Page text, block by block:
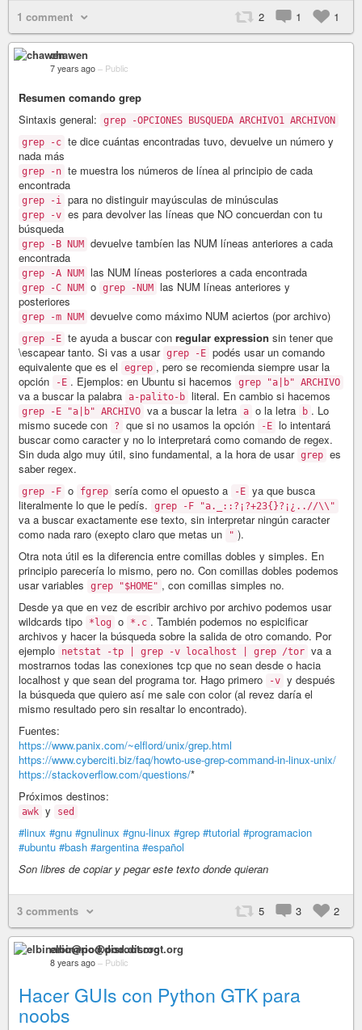
1 comment 2 1 1
chawen
7 years ago – Public
Resumen comando grep
Sintaxis general:
grep -OPCIONES BUSQUEDA ARCHIVO1 ARCHIVON
grep -c te dice cuántas encontradas tuvo, devuelve un número y
nada más
grep -n te muestra los números de línea al principio de cada
encontrada
grep -i para no distinguir mayúsculas de minúsculas
grep -v es para devolver las líneas que NO concuerdan con tu
búsqueda
grep -B NUM devuelve tambíen las NUM líneas anteriores a cada
encontrada
grep -A NUM las NUM líneas posteriores a cada encontrada
grep -C NUM o grep -NUM las NUM líneas anteriores y
posteriores
grep -m NUM devuelve como máximo NUM aciertos (por archivo)
grep -E te ayuda a buscar con regular expression sin tener que
\escapear tanto. Si vas a usar grep -E podés usar un comando
equivalente que es el
egrep , pero se recomienda siempre usar la
opción
-E . Ejemplos: en Ubuntu si hacemos grep "a|b" ARCHIVO
va a buscar la palabra a-palito-b literal. En cambio si hacemos
grep -E "a|b" ARCHIVO va a buscar la letra a o la letra b . Lo
mismo sucede con
? que si no usamos la opción -E lo intentará
buscar como caracter y no lo interpretará como comando de regex.
Sin duda algo muy útil, sino fundamental, a la hora de usar grep es
saber regex.
grep -F o fgrep sería como el opuesto a -E ya que busca
literalmente lo que le pedís.
grep -F "a._::?¡?+23{}?¡¿..//\\"
va a buscar exactamente ese texto, sin interpretar ningún caracter
como nada raro (exepto claro que metas un
" ).
Otra nota útil es la diferencia entre comillas dobles y simples. En
principio parecería lo mismo, pero no. Con comillas dobles podemos
usar variables
grep "$HOME" , con comillas simples no.
Desde ya que en vez de escribir archivo por archivo podemos usar
wildcards tipo
*log o *.c . También podemos no espicificar
archivos y hacer la búsqueda sobre la salida de otro comando. Por
ejemplo
netstat -tp | grep -v localhost | grep /tor va a
mostrarnos todas las conexiones tcp que no sean desde o hacia
localhost y que sean del programa tor. Hago primero
-v y después
la búsqueda que quiero así me sale con color (al revez daría el
mismo resultado pero sin resaltar lo encontrado).
Fuentes:
https://www.panix.com/~elflord/unix/grep.html
https://www.cyberciti.biz/faq/howto-use-grep-command-in-linux-unix/
https://stackoverflow.com/questions/*
Próximos destinos:
awk y sed
#linux #gnu #gnulinux #gnu-linux #grep #tutorial #programacion
#ubuntu #bash #argentina #español
Son libres de copiar y pegar este texto donde quieran
3 comments 5 3 2
elbinario@pod.disroot.org
8 years ago – Public
Hacer GUIs con Python GTK para
noobs